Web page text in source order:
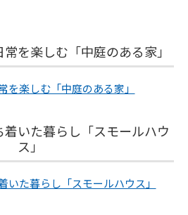
を楽しむ「中庭のある家」
を楽しむ「中庭のある家」
着いた暮らし「スモールハウ
ス」
いた暮らし「スモールハウス」